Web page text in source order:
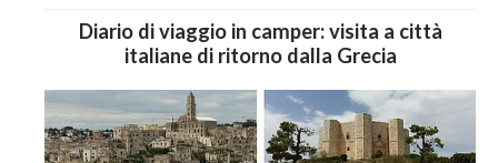
Diario di viaggio in camper: visita a città
italiane di ritorno dalla Grecia